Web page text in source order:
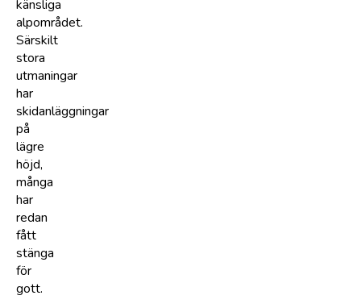
känsliga
alpområdet.
Särskilt
stora
utmaningar
har
skidanläggningar
på
lägre
höjd,
många
har
redan
fått
stänga
för
gott.